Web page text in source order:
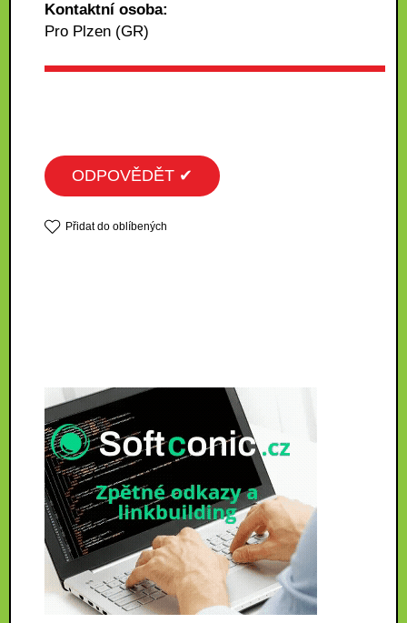
Kontaktní osoba:
Pro Plzen (GR)
ODPOVĚDĚT ✔
Přidat do oblíbených